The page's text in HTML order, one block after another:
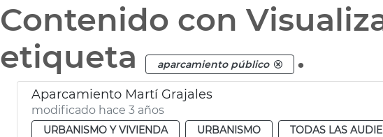
Contenido con
etiqueta
aparcamiento público .
Aparcamiento Martí Grajales
modificado hace 3 años
URBANISMO Y VIVIENDA URBANISMO TODAS LAS